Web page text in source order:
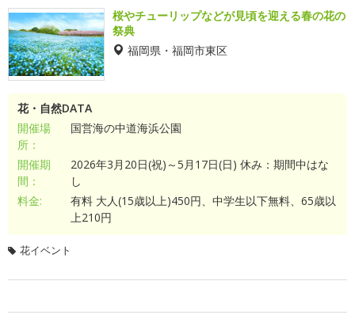
桜やチューリップなどが見頃を迎える春の花の
祭典
福岡県・福岡市東区
花・自然DATA
開催場
所：
国営海の中道海浜公園
開催期
間：
2026年3月20日(祝)～5月17日(日) 休み：期間中はな
し
料金:
有料 大人(15歳以上)450円、中学生以下無料、65歳以
上210円
花イベント